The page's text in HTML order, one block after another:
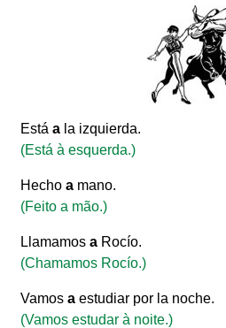
Estáa la izquierda.
(Está à esquerda.)
Hecho a mano.
(Feito a mão.)
Llamamosa Rocío.
(Chamamos Rocío.)
Vamosa estudiar por la noche.
(Vamos estudar à noite.)